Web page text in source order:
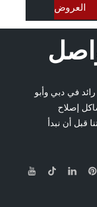
العروض
في دبي وأبو
إصلاح
قبل أن نبدأ